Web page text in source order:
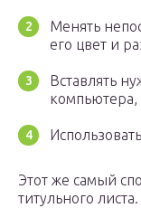
Менять
его цвет и
Вставлять
компьютера,
Этот же самый
титульного листа.